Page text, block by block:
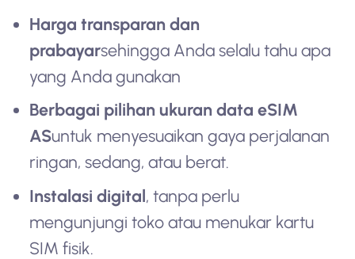
Harga transparan dan
prabayarsehingga Anda selalu tahu apa
yang Anda gunakan
Berbagai pilihan ukuran data eSIM
ASuntuk menyesuaikan gaya perjalanan
ringan, sedang, atau berat.
Instalasi digital, tanpa perlu
mengunjungi toko atau menukar kartu
SIM fisik.